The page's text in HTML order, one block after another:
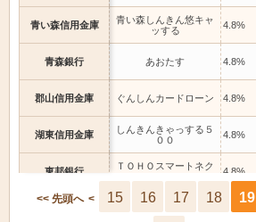
青い森信用金庫
青森銀行
郡山信用金庫
湖東信用金庫
東邦銀行
東北銀行
青い森しんきん悠キャ
ッする
4.8%
あおたす 4.8%
ぐんしんカードローン 4.8%
しんきんきゃっする５
００
4.8%
ＴＯＨＯスマートネク
4.8%
<< 先頭へ < 15 16 17 18 19